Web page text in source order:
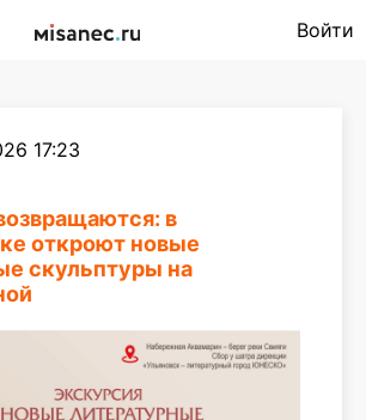
Войти
17:23
в
откроют новые
скульптуры на